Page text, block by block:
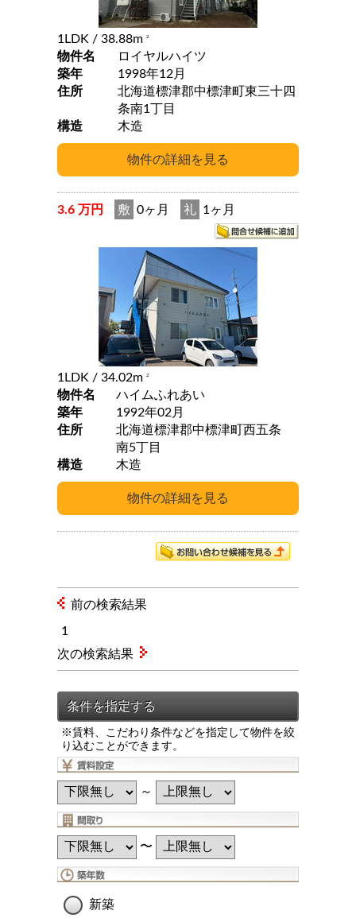
1LDK / 38.88m 2
物件名
ロイヤルハイツ
築年
1998年12月
住所
北海道標津郡中標津町東三十四
条南1丁目
構造
木造
3.6 万円 敷 0ヶ月 礼 1ヶ月
1LDK / 34.02m 2
物件名
ハイムふれあい
築年
1992年02月
住所
北海道標津郡中標津町西五条
南5丁目
構造
木造
前の検索結果
1
※賃料、こだわり条件などを指定して物件を絞
り込むことができます。
～
〜
新築